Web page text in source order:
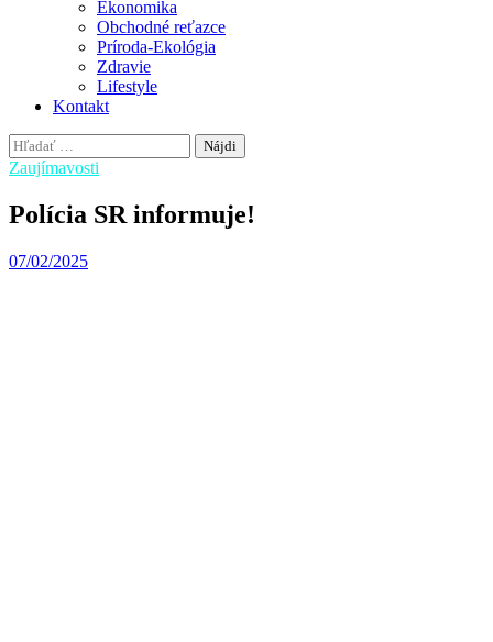
Ekonomika
Obchodné reťazce
Príroda-Ekológia
Zdravie
Lifestyle
Kontakt
Hľadať:
Zaujímavosti
Polícia SR informuje!
07/02/2025